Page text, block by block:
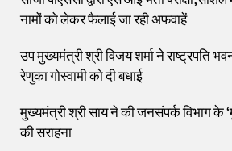
नामों को लेकर फैलाई जा रही अफवाहें
उप मुख्यमंत्री श्री विजय शर्मा ने राष्ट्रपति
रेणुका गोस्वामी को दी बधाई
मुख्यमंत्री श्री साय ने की जनसंपर्क विभाग के
की सराहना